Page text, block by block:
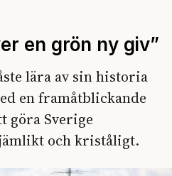
en grön ny giv”
lära av sin historia
en framåtblickande
Sverige
och kriståligt.